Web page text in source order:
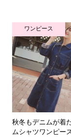
ワンピース
秋冬もデニムが着
ムシャツワンピー